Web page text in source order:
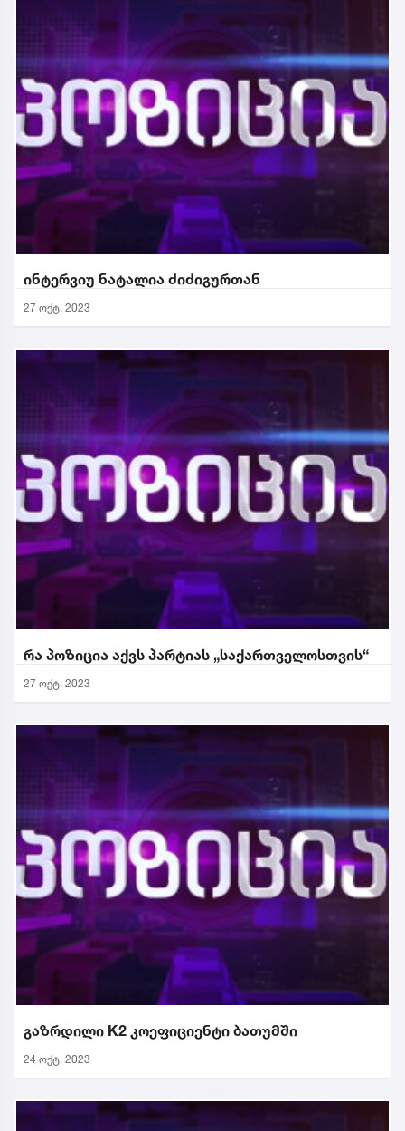
ინტერვიუ ნატალია ძიძიგურთან
27 ოქტ. 2023
რა პოზიცია აქვს პარტიას „საქართველოსთვის“
27 ოქტ. 2023
გაზრდილი K2 კოეფიციენტი ბათუმში
24 ოქტ. 2023